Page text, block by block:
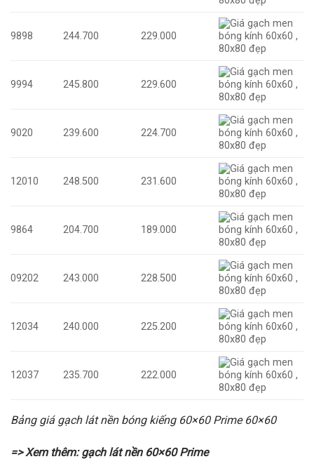
9898 244.700 229.000
9994 245.800 229.600
9020 239.600 224.700
12010 248.500 231.600
9864 204.700 189.000
09202 243.000 228.500
12034 240.000 225.200
12037 235.700 222.000
Bảng giá gạch lát nền bóng kiếng 60×60 Prime 60×60
=> Xem thêm:gạch lát nền 60×60 Prime